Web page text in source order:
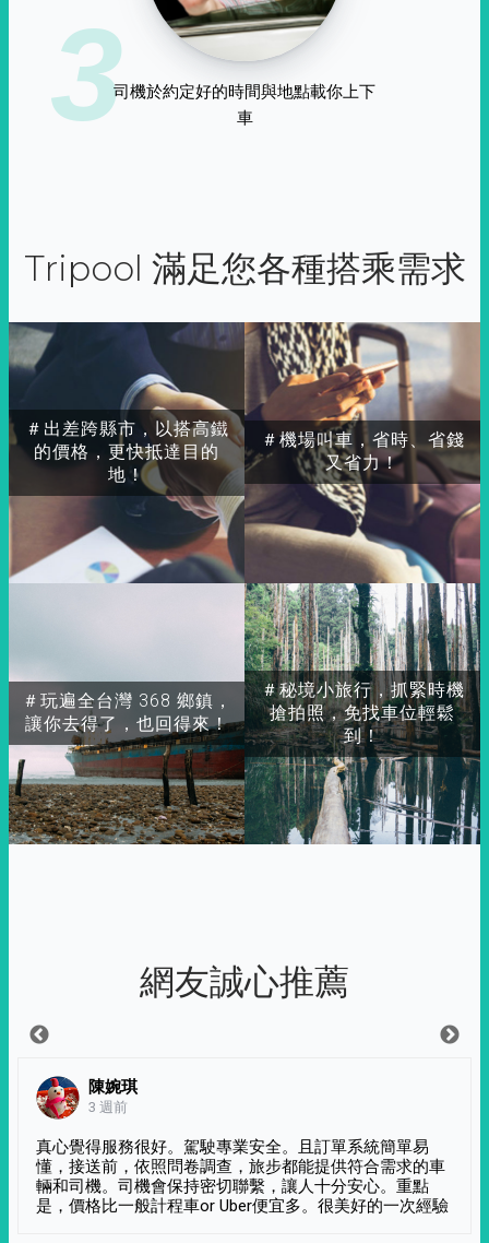
3司機於約定好的時間與地點載你上下
車
Tripool 滿足您各種搭乘需求
＃出差跨縣市，以搭高鐵
的價格，更快抵達目的
地！
＃玩遍全台灣 368 鄉鎮，
讓你去得了，也回得來！
＃秘境小旅行，抓緊時機
搶拍照，免找車位輕鬆
到！
＃機場叫車，省時、省錢
又省力！
網友誠心推薦
陳婉琪
3 週前
真心覺得服務很好。駕駛專業安全。且訂單系統簡單易
懂，接送前，依照問卷調查，旅步都能提供符合需求的車
輛和司機。司機會保持密切聯繫，讓人十分安心。重點
是，價格比一般計程車or Uber便宜多。很美好的一次經驗